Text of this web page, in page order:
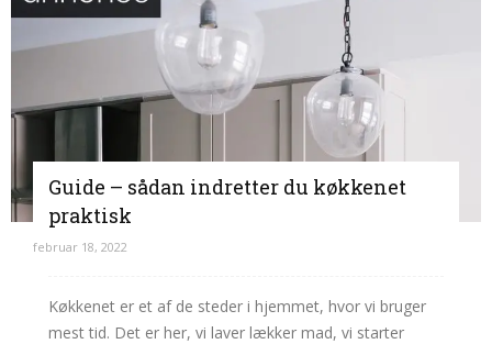
Guide – sådan indretter du køkkenet
praktisk
februar 18, 2022
Køkkenet er et af de steder i hjemmet, hvor vi bruger
mest tid. Det er her, vi laver lækker mad, vi starter